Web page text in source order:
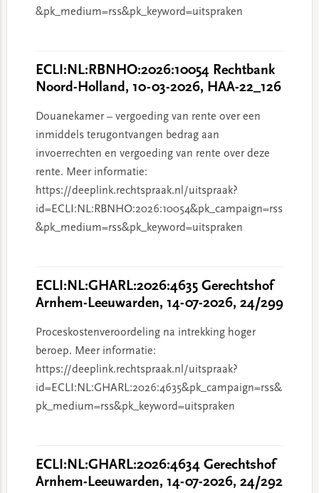
&pk_medium=rss&pk_keyword=uitspraken
ECLI:NL:RBNHO:2026:10054 Rechtbank
Noord-Holland, 10-03-2026, HAA-22_126
Douanekamer – vergoeding van rente over een
inmiddels terugontvangen bedrag aan
invoerrechten en vergoeding van rente over deze
rente. Meer informatie:
https://deeplink.rechtspraak.nl/uitspraak?
id=ECLI:NL:RBNHO:2026:10054&pk_campaign=rss
&pk_medium=rss&pk_keyword=uitspraken
ECLI:NL:GHARL:2026:4635 Gerechtshof
Arnhem-Leeuwarden, 14-07-2026, 24/299
Proceskostenveroordeling na intrekking hoger
beroep. Meer informatie:
https://deeplink.rechtspraak.nl/uitspraak?
id=ECLI:NL:GHARL:2026:4635&pk_campaign=rss&
pk_medium=rss&pk_keyword=uitspraken
ECLI:NL:GHARL:2026:4634 Gerechtshof
Arnhem-Leeuwarden, 14-07-2026, 24/292